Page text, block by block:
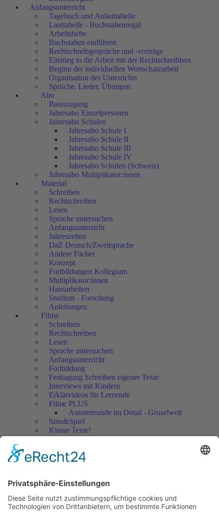
Anfangsunterricht
Tagebuch und Anlauttabelle
Lauttabelle - Buchstabenregal
Arbeitshefte
Buchstaben einführen
Rechtschreibgespräche und -vorträge
Einstieg in die Arbeit mit der Rechtschreibbox
Beginn der individuellen Wortschatzarbeit
Organisation des Unterrichts
Sprüche, Lieder, Übungen
Abo
Basiszugang
Jahresabo Einzelpersonen
Jahresabo Schulen
Jahresabo Schule I
Jahresabo Schule II
Jahresabo Schule III
Jahresabo Schule IV
Jahresabo Schulen (Schweiz)
Jahresabo Multiplikator:innen
Material
Schreiben
Rechtschreiben
Lesen
Sprache untersuchen
Anfangsunterricht
Jahreszeiten
DaZ Deutsch/Zweitsprache
Andere Fächer
Konzept
Fortbildungen Kollegium
Multiplikator:innen
Hausarbeiten
Studium - Forschung
Anleitungen
Filme
Schreiben
Rechtschreiben
Lesen
Sprache untersuchen
Anfangsunterricht
Fortbildung
Festtagung Schreiben eigener Texte
Interviews mit Kindern
Erklärvideos für Lernende
Filme PLUS
Autorenrunde im Detail - Gruselwelt
Sinn&Spiel
Klasse Texte!
Filmausschnitte Grundschule
Jedes Kind wertschätzen!
Artikel
Artikel 2018
Artikel 2017